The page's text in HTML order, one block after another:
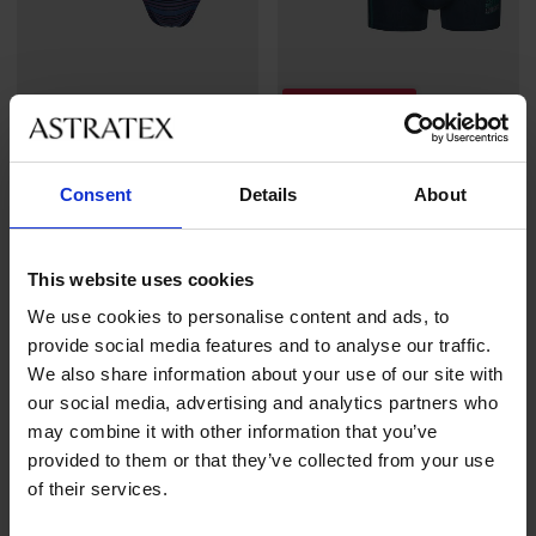
Consent Details About
This website uses cookies
We use cookies to personalise content and ads, to
provide social media features and to analyse our traffic.
We also share information about your use of our site with
our social media, advertising and analytics partners who
may combine it with other information that you’ve
provided to them or that they’ve collected from your use
of their services.
3PACK Bavlněné slipy Charlie
3PACK Bavlněné boxerky
Hubert
Sleva
299 KčPůvodní cena
499 Kč